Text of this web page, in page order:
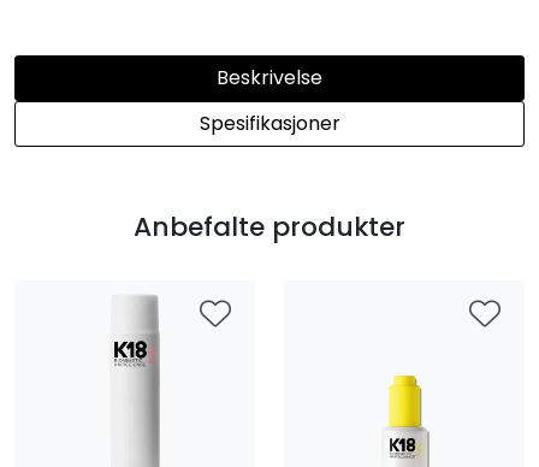
Beskrivelse
Spesifikasjoner
Anbefalte produkter